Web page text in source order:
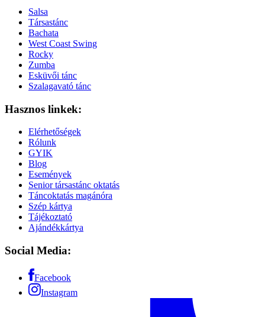
Salsa
Társastánc
Bachata
West Coast Swing
Rocky
Zumba
Esküvői tánc
Szalagavató tánc
Hasznos linkek:
Elérhetőségek
Rólunk
GYIK
Blog
Események
Senior társastánc oktatás
Táncoktatás magánóra
Szép kártya
Tájékoztató
Ajándékkártya
Social Media:
Facebook
Instagram